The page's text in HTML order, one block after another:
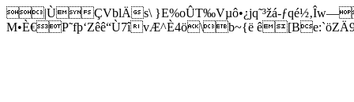
|ÙÇVblÄs\ }E%oÛT‰Vµô•¿jq˜³žá-
M•È€P˜fþ‘Zêê“Ù7îvÆ^È4ö\b~{ë